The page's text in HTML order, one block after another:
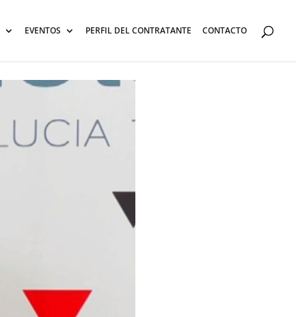
EVENTOS PERFIL DEL CONTRATANTE CONTACTO